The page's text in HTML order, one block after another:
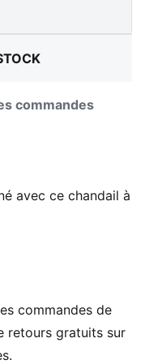
commandes
avec ce chandail à
de serrage ton sur
moderne, c’est
Les poignets
moins 20 % de
un avenir meilleur
commandes de
retours gratuits sur